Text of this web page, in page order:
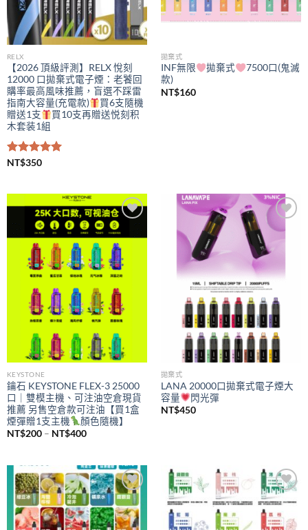
RELX
【2026 頂級評測】RELX 悅刻
12000 口拋棄式電子煙：老饕回
購率最高風味推薦，盲選不踩雷
指南大容量(充電款)
買6支隨機
贈送1支
買10支再贈送悦刻积
木套装1組
評分5.00
NT$350
拋棄式
INF無限 拋棄式
7500口(鬼滅
款)
NT$160
Add to
wishlist
KEYSTONE
鑰石 KEYSTONE FLEX-3 25000
口｜雙模主機、可注油空倉現貨
推薦 另售空倉款可注油【買1盒
煙彈贈1支主機
顏色隨機】
NT$200 – NT$400價
NT$200
到
NT$400
Add to
wishlist
拋棄式
LANA 20000口拋棄式電子煙大
容量
閃光彈
NT$450
Add to
wishlist
Add to